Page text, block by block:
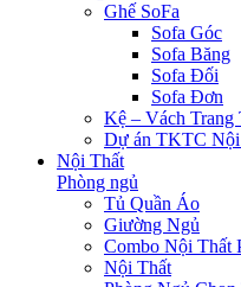
Ghế SoFa
Sofa Góc
Sofa Băng
Sofa Đối
Sofa Đơn
Kệ – Vách Trang
Dự án TKTC Nội
Nội Thất
Phòng ngủ
Tủ Quần Áo
Giường Ngủ
Combo Nội Thất
Nội Thất